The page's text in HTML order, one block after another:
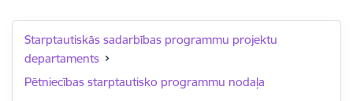
Starptautiskās sadarbības programmu projektu
departaments
Pētniecības starptautisko programmu nodaļa